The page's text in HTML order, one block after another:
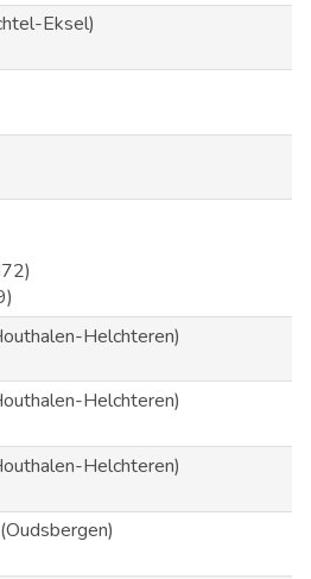
Eksel)
Helchteren)
Helchteren)
Helchteren)